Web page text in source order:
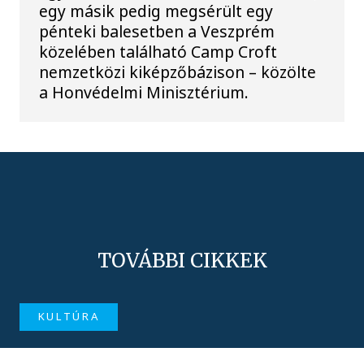
egy másik pedig megsérült egy
pénteki balesetben a Veszprém
közelében található Camp Croft
nemzetközi kiképzőbázison – közölte
a Honvédelmi Minisztérium.
TOVÁBBI CIKKEK
KULTÚRA